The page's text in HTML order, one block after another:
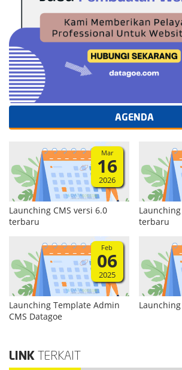
AGENDA
Mar
16
2026
Launching CMS versi 6.0
terbaru
terbaru
Feb
06
2025
Launching Template Admin
CMS Datagoe
LINK TERKAIT